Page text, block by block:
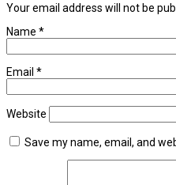
Your email address will not be
Name *
Email *
Website
Save my name, email, and